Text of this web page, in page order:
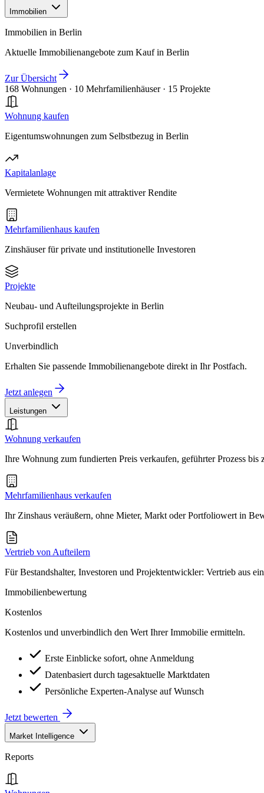
Immobilien
Immobilien in Berlin
Aktuelle Immobilienangebote zum Kauf in Berlin
Zur Übersicht
168 Wohnungen · 10 Mehrfamilienhäuser · 15 Projekte
Wohnung kaufen
Eigentumswohnungen zum Selbstbezug in Berlin
Kapitalanlage
Vermietete Wohnungen mit attraktiver Rendite
Mehrfamilienhaus kaufen
Zinshäuser für private und institutionelle Investoren
Projekte
Neubau- und Aufteilungsprojekte in Berlin
Suchprofil erstellen
Unverbindlich
Erhalten Sie passende Immobilienangebote direkt in Ihr Postfach.
Jetzt anlegen
Leistungen
Wohnung verkaufen
Ihre Wohnung zum fundierten Preis verkaufen, geführter Prozess bis
Mehrfamilienhaus verkaufen
Ihr Zinshaus veräußern, ohne Mieter, Markt oder Portfoliowert in
Vertrieb von Aufteilern
Für Bestandshalter, Investoren und Projektentwickler: Vertrieb aus
Immobilienbewertung
Kostenlos
Kostenlos und unverbindlich den Wert Ihrer Immobilie ermitteln.
Erste Einblicke sofort, ohne Anmeldung
Datenbasiert durch tagesaktuelle Marktdaten
Persönliche Experten-Analyse auf Wunsch
Jetzt bewerten
Market Intelligence
Reports